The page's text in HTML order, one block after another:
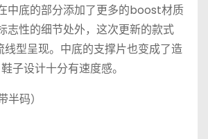
底的部分添加了更多的boost材质
志性的细节处外，这次更新的款式
线型呈现。中底的支撑片也变成了造
子设计十分有速度感。
码）